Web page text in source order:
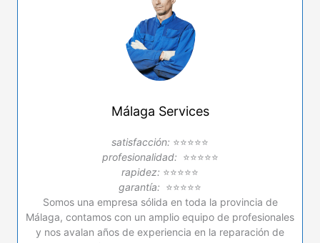
Málaga Services
satisfacción: ⭐⭐⭐⭐⭐
profesionalidad: ⭐⭐⭐⭐⭐
rapidez: ⭐⭐⭐⭐⭐
garantía: ⭐⭐⭐⭐⭐
Somos una empresa sólida en toda la provincia de
Málaga, contamos con un amplio equipo de profesionales
y nos avalan años de experiencia en la reparación de